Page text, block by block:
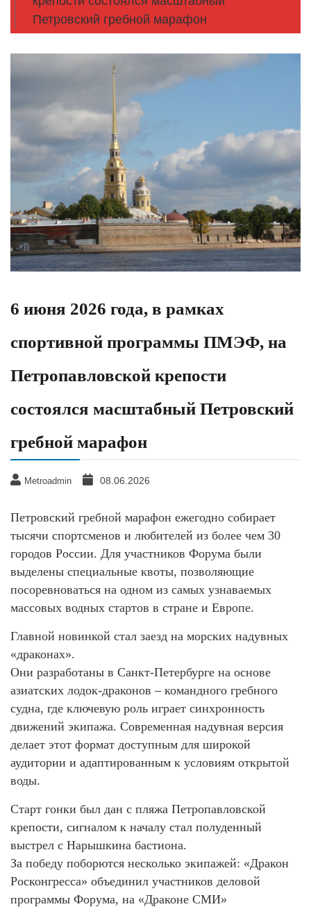
Петровский гребной марафон
6 июня 2026 года, в рамках
спортивной программы ПМЭФ, на
Петропавловской крепости
состоялся масштабный Петровский
гребной марафон
Metroadmin 08.06.2026
Петровский гребной марафон ежегодно собирает
тысячи спортсменов и любителей из более чем 30
городов России. Для участников Форума были
выделены специальные квоты, позволяющие
посоревноваться на одном из самых узнаваемых
массовых водных стартов в стране и Европе.
Главной новинкой стал заезд на морских надувных
«драконах».
Они разработаны в Санкт-Петербурге на основе
азиатских лодок-драконов – командного гребного
судна, где ключевую роль играет синхронность
движений экипажа. Современная надувная версия
делает этот формат доступным для широкой
аудитории и адаптированным к условиям открытой
воды.
Старт гонки был дан с пляжа Петропавловской
крепости, сигналом к началу стал полуденный
выстрел с Нарышкина бастиона.
За победу поборются несколько экипажей: «Дракон
Росконгресса» объединил участников деловой
программы Форума, на «Драконе СМИ»